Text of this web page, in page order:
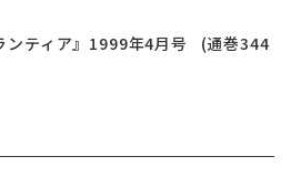
ンティア』1999年4月号 (通巻344